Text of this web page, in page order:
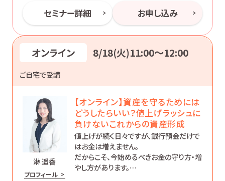
セミナー詳細 お申し込み
オンライン 8/18(火)11:00〜12:00
ご自宅で受講
淋 遥香
プロフィール
【オンライン】資産を守るためには
どうしたらいい？値上げラッシュに
負けないこれからの資産形成
値上げが続く日々ですが、銀行預金だけで
はお金は増えません。
だからこそ、今始めるべきお金の守り方・増
やし方があります。